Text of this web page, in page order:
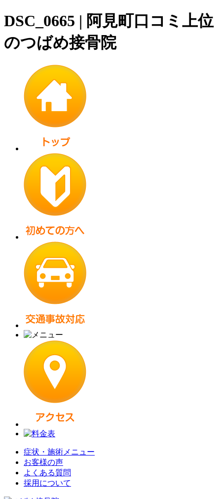
DSC_0665 | 阿見町口コミ上位
のつばめ接骨院
症状・施術メニュー
お客様の声
よくある質問
採用について